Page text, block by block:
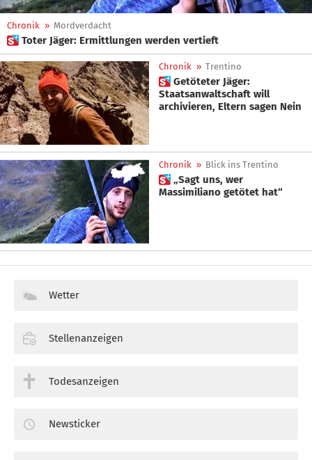
Chronik » Mordverdacht
 Toter Jäger: Ermittlungen werden vertieft
Chronik » Trentino
 Getöteter Jäger:
Staatsanwaltschaft will
archivieren, Eltern sagen Nein
Chronik » Blick ins Trentino
 „Sagt uns, wer
Massimiliano getötet hat“
Wetter
Stellenanzeigen
Todesanzeigen
Newsticker